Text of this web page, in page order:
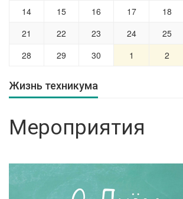
14
15 16 17 18
21
22 23 24 25
28
29 30 1 2
Жизнь техникума
Мероприятия